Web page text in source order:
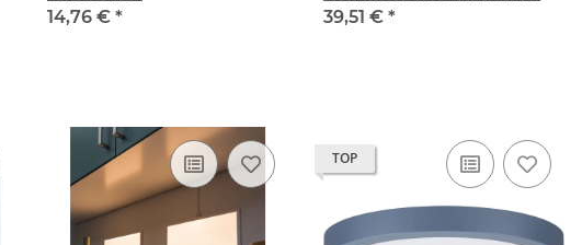
14,76 € *
39,51 € *
TOP